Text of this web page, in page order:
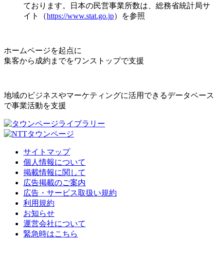
ております。日本の民営事業所数は、総務省統計局サ
イト（https://www.stat.go.jp）を参照
ホームページを起点に
集客から成約までをワンストップで支援
地域のビジネスやマーケティングに活用できるデータベース
で事業活動を支援
サイトマップ
個人情報について
掲載情報に関して
広告掲載のご案内
広告・サービス取扱い規約
利用規約
お知らせ
運営会社について
緊急時はこちら